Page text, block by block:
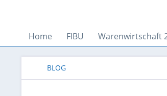
Home FIBU Warenwirtschaft
BLOG